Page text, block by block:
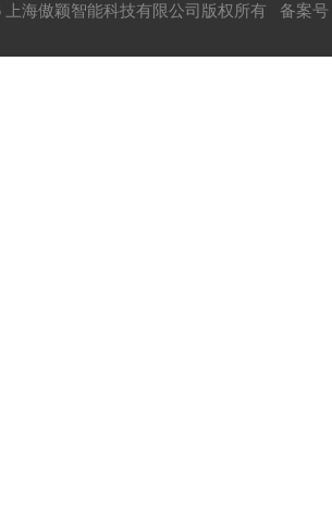
上海傲颖智能科技有限公司版权所有 备案号